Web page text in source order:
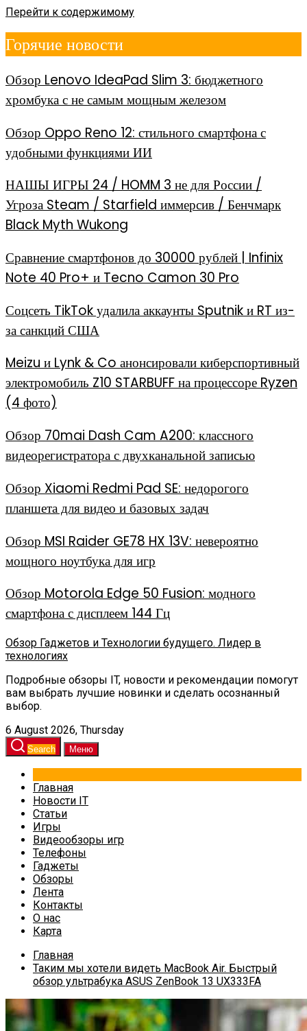
Перейти к содержимому
Горячие новости
Обзор Lenovo IdeaPad Slim 3: бюджетного
хромбука с не самым мощным железом
Обзор Oppo Reno 12: стильного смартфона с
удобными функциями ИИ
НАШЫ ИГРЫ 24 / HOMM 3 не для России /
Угроза Steam / Starfield иммерсив / Бенчмарк
Black Myth Wukong
Сравнение смартфонов до 30000 рублей | Infinix
Note 40 Pro+ и Tecno Camon 30 Pro
Соцсеть TikTok удалила аккаунты Sputnik и RT из-
за санкций США
Meizu и Lynk & Co анонсировали киберспортивный
электромобиль Z10 STARBUFF на процессоре Ryzen
(4 фото)
Обзор 70mai Dash Cam A200: классного
видеорегистратора с двухканальной записью
Обзор Xiaomi Redmi Pad SE: недорогого
планшета для видео и базовых задач
Обзор MSI Raider GE78 HX 13V: невероятно
мощного ноутбука для игр
Обзор Motorola Edge 50 Fusion: модного
смартфона с дисплеем 144 Гц
Обзор Гаджетов и Технологии будущего. Лидер в
технологиях
Подробные обзоры IT, новости и рекомендации помогут
вам выбрать лучшие новинки и сделать осознанный
выбор.
6 August 2026, Thursday
Search Меню
Главная
Новости IT
Статьи
Игры
Видеообзоры игр
Телефоны
Гаджеты
Обзоры
Лента
Контакты
О нас
Карта
Главная
Таким мы хотели видеть MacBook Air. Быстрый
обзор ультрабука ASUS ZenBook 13 UX333FA